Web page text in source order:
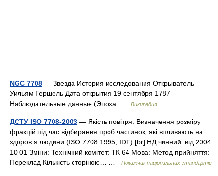
NGC 7708 — Звезда История исследования Открыватель
Уильям Гершель Дата открытия 19 сентября 1787
Наблюдательные данные (Эпоха …
Википедия
ДСТУ ISO 7708-2003 — Якість повітря. Визначення розміру
фракцій під час відбирання проб частинок, які впливають на
здоров я людини (ISO 7708:1995, IDT) [br] НД чинний: від 2004
10 01 Зміни: Технічний комітет: ТК 64 Мова: Метод прийняття:
Переклад Кількість сторінок:… …
Покажчик національних стандартів